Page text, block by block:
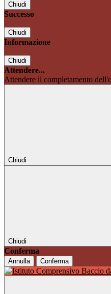
Chiudi
Successo
Chiudi
Informazione
Chiudi
Attendere...
Attendere il completamento
Chiudi
Chiudi
Conferma
Annulla Conferma